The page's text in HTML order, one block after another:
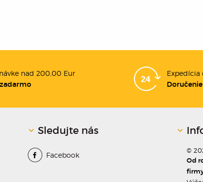
nad 200,00 Eur Expedícia
Sledujte nás
Facebook
©
Od